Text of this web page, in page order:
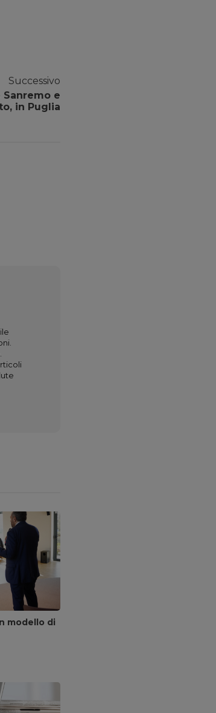
Successivo
e
in Puglia
modello di